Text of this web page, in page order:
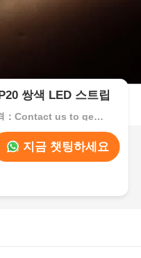
쌍색 LED 스트립
가격：Contact us to get best price
지금 챗팅하세요